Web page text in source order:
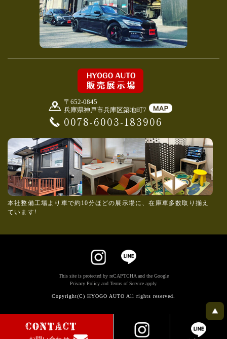
〒652-0845
兵庫県神戸市兵庫区築地町7
0078-6003-183906
本社整備工場より車で約10分ほどの展示場に、在庫車多数取り揃え
ています!
This site is protected by reCAPTCHA and the Google
Privacy Policyand Terms of Serviceapply.
Copyright(C) HYOGO AUTO All rights reserved.